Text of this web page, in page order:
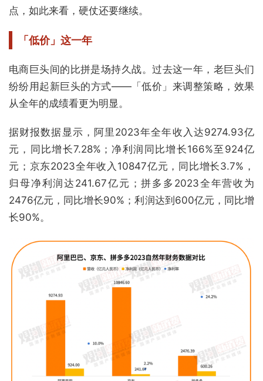
点，如此来看，硬仗还要继续。
「低价」这一年
电商巨头间的比拼是场持久战。过去这一年，老巨头们
纷纷用起新巨头的方式——「低价」来调整策略，效果
从全年的成绩看更为明显。
据财报数据显示，阿里2023年全年收入达9274.93亿
元，同比增长7.28%；净利润同比增长166%至924亿
元；京东2023全年收入10847亿元，同比增长3.7%，
归母净利润达241.67亿元；拼多多2023全年营收为
2476亿元，同比增长90%；利润达到600亿元，同比增
长90%。